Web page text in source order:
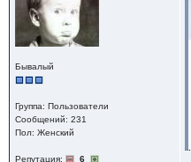
Бывалый
Группа: Пользователи
Сообщений: 231
Пол: Женский
Репутация: 6